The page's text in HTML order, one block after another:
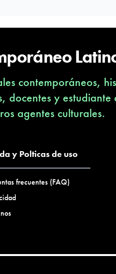
contemporáneos,
docentes y estudiante
agentes culturales.
y Polticas de uso
frecuentes (FAQ)